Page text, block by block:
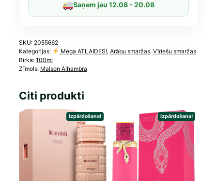
ml
d'Hermès
Saņem jau 12.08 - 20.08
SKU: 2055662
Kategorijas:
Mega ATLAIDES!, Arābu smaržas, Vīriešu smaržas
Birka: 100ml
Zīmols: Maison Alhambra
Citi produkti
Izpārdošana! Izpārdošana!